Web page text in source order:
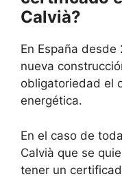
Calvià?
En España
nueva
obligatoriedad el
energética.
En el caso de
Calvià que se
tener un